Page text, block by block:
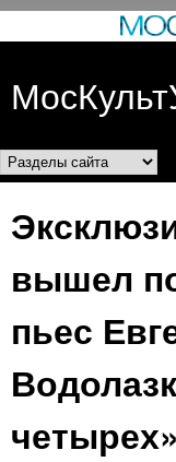
Разделы сайта
вышел
пьес
четырех»